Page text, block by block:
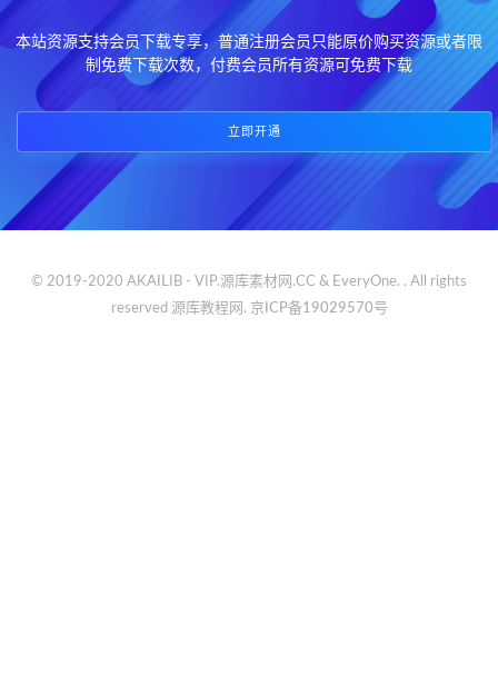
本站资源支持会员下载专享，普通注册会员只能原价购买资源或者限
制免费下载次数，付费会员所有资源可免费下载
立即开通
© 2019-2020 AKAILIB - VIP.源库素材网.CC & EveryOne. . All rights
reserved 源库教程网. 京ICP备19029570号